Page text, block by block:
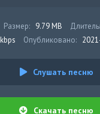
Размер: 9.79 MB
Опубликовано:
Слушать песню
Скачать песню